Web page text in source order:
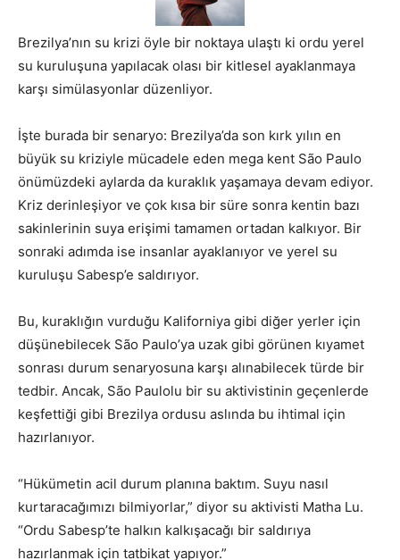
Brezilya’nın su krizi öyle bir noktaya ulaştı ki ordu yerel
su kuruluşuna yapılacak olası bir kitlesel ayaklanmaya
karşı simülasyonlar düzenliyor.
İşte burada bir senaryo: Brezilya’da son kırk yılın en
büyük su kriziyle mücadele eden mega kent São Paulo
önümüzdeki aylarda da kuraklık yaşamaya devam ediyor.
Kriz derinleşiyor ve çok kısa bir süre sonra kentin bazı
sakinlerinin suya erişimi tamamen ortadan kalkıyor. Bir
sonraki adımda ise insanlar ayaklanıyor ve yerel su
kuruluşu Sabesp’e saldırıyor.
Bu, kuraklığın vurduğu Kaliforniya gibi diğer yerler için
düşünebilecek São Paulo’ya uzak gibi görünen kıyamet
sonrası durum senaryosuna karşı alınabilecek türde bir
tedbir. Ancak, São Paulolu bir su aktivistinin geçenlerde
keşfettiği gibi Brezilya ordusu aslında bu ihtimal için
hazırlanıyor.
“Hükümetin acil durum planına baktım. Suyu nasıl
kurtaracağımızı bilmiyorlar,” diyor su aktivisti Matha Lu.
“Ordu Sabesp’te halkın kalkışacağı bir saldırıya
hazırlanmak için tatbikat yapıyor.”